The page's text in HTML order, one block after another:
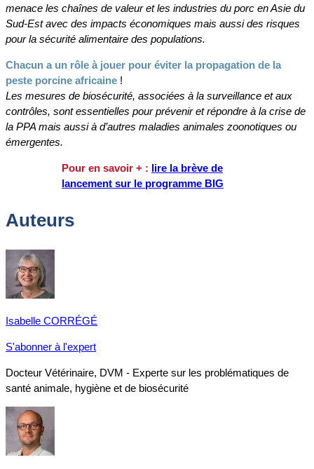
menace les chaînes de valeur et les industries du porc en Asie du
Sud-Est avec des impacts économiques mais aussi des risques
pour la sécurité alimentaire des populations.
Chacun a un rôle à jouer pour éviter la propagation de la
peste porcine africaine !
Les mesures de biosécurité, associées à la surveillance et aux
contrôles, sont essentielles pour prévenir et répondre à la crise de
la PPA mais aussi à d’autres maladies animales zoonotiques ou
émergentes.
Pour en savoir + : lire la brève de
lancement sur le programme BIG
Auteurs
Isabelle CORRÉGÉ
S'abonner à l'expert
Docteur Vétérinaire, DVM - Experte sur les problématiques de
santé animale, hygiène et de biosécurité